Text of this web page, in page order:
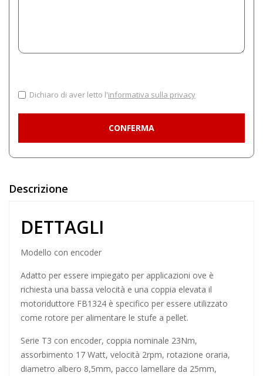
Dichiaro di aver letto l'informativa sulla privacy
Descrizione
DETTAGLI
Modello con encoder
Adatto per essere impiegato per applicazioni ove è
richiesta una bassa velocità e una coppia elevata il
motoriduttore FB1324 è specifico per essere utilizzato
come rotore per alimentare le stufe a pellet.
Serie T3 con encoder, coppia nominale 23Nm,
assorbimento 17 Watt, velocità 2rpm, rotazione oraria,
diametro albero 8,5mm, pacco lamellare da 25mm,